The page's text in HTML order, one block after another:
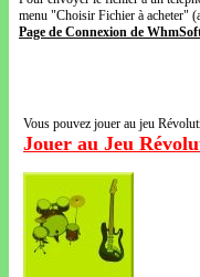
menu "Choisir Fichier à acheter"
Page de Connexion de
Vous pouvez jouer au jeu
Jouer au Jeu